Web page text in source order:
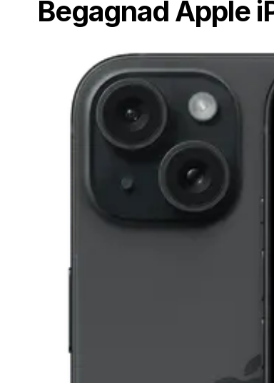
Begagnad Apple